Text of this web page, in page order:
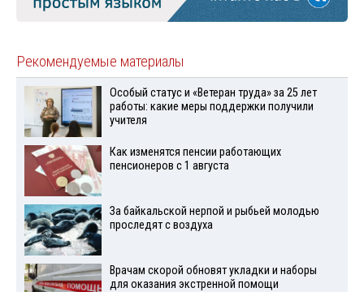
Рекомендуемые материалы
Особый статус и «Ветеран труда» за 25 лет
работы: какие меры поддержки получили
учителя
Как изменятся пенсии работающих
пенсионеров с 1 августа
За байкальской нерпой и рыбьей молодью
проследят с воздуха
Врачам скорой обновят укладки и наборы
для оказания экстренной помощи